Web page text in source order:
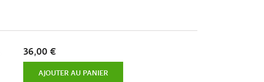
36,00 €
AJOUTER AU PANIER